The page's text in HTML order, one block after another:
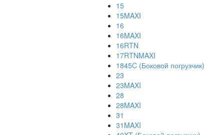
15
15MAXI
16
16MAXI
16RTN
17RTNMAXI
1845C (Боковой погрузчик)
23
23MAXI
28
28MAXI
31
31MAXI